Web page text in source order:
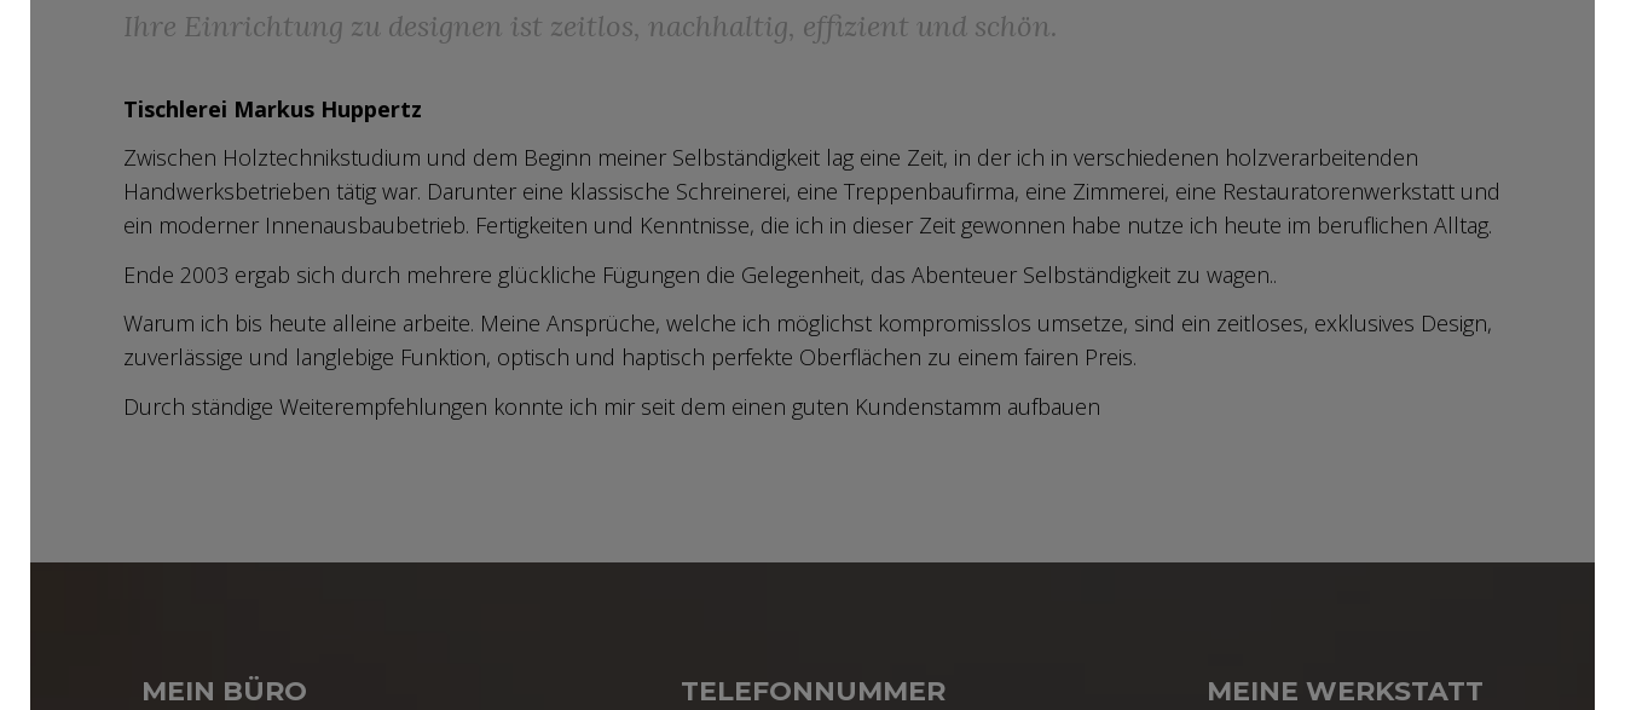
Ihre Einrichtung zu designen ist zeitlos, nachhaltig, effizient und schön.
Tischlerei Markus Huppertz
Zwischen Holztechnikstudium und dem Beginn meiner Selbständigkeit lag eine Zeit, in der ich in verschiedenen holzverarbeitenden
Handwerksbetrieben tätig war. Darunter eine klassische Schreinerei, eine Treppenbaufirma, eine Zimmerei, eine Restauratorenwerkstatt und
ein moderner Innenausbaubetrieb. Fertigkeiten und Kenntnisse, die ich in dieser Zeit gewonnen habe nutze ich heute im beruflichen Alltag.
Ende 2003 ergab sich durch mehrere glückliche Fügungen die Gelegenheit, das Abenteuer Selbständigkeit zu wagen..
Warum ich bis heute alleine arbeite. Meine Ansprüche, welche ich möglichst kompromisslos umsetze, sind ein zeitloses, exklusives Design,
zuverlässige und langlebige Funktion, optisch und haptisch perfekte Oberflächen zu einem fairen Preis.
Durch ständige Weiterempfehlungen konnte ich mir seit dem einen guten Kundenstamm aufbauen
MEIN BÜRO TELEFONNUMMER MEINE WERKSTATT